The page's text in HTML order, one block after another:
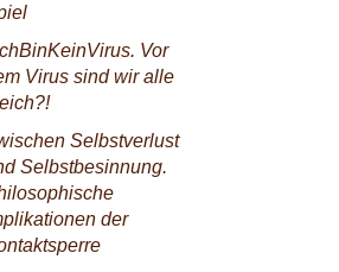
Vor
Virus sind wir alle
Selbstverlust
Selbstbesinnung.
der